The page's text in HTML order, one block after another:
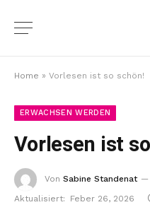
Home » Vorlesen ist so schön!
ERWACHSEN WERDEN
Vorlesen ist
Von Sabine Standenat
Aktualisiert:
Feber 26, 2026